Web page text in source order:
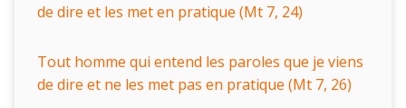
de dire et les met en pratique (Mt 7, 24)
Tout homme qui entend les paroles que je viens
de dire et ne les met pas en pratique (Mt 7, 26)